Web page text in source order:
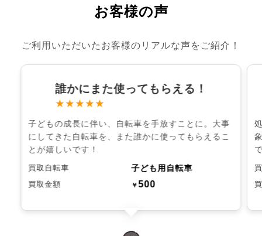
お客様の声
ご利用いただいたお客様のリアルな声をご紹介！
誰かにまた使ってもらえる！
★★★★★
子どもの成長に伴い、自転車を手放すことに。大事
にしてきた自転車を、また誰かに使ってもらえるこ
とが嬉しいです！
買取自転車 子ども用自転車
買取金額 ￥500